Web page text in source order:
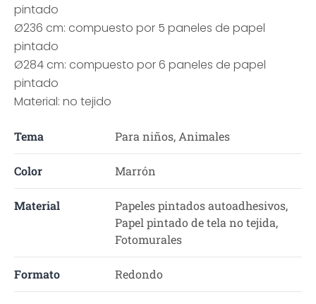
pintado
Ø236 cm: compuesto por 5 paneles de papel
pintado
Ø284 cm: compuesto por 6 paneles de papel
pintado
Material: no tejido
Tema Para niños, Animales
Color Marrón
Material
Papeles pintados autoadhesivos,
Papel pintado de tela no tejida,
Fotomurales
Formato Redondo